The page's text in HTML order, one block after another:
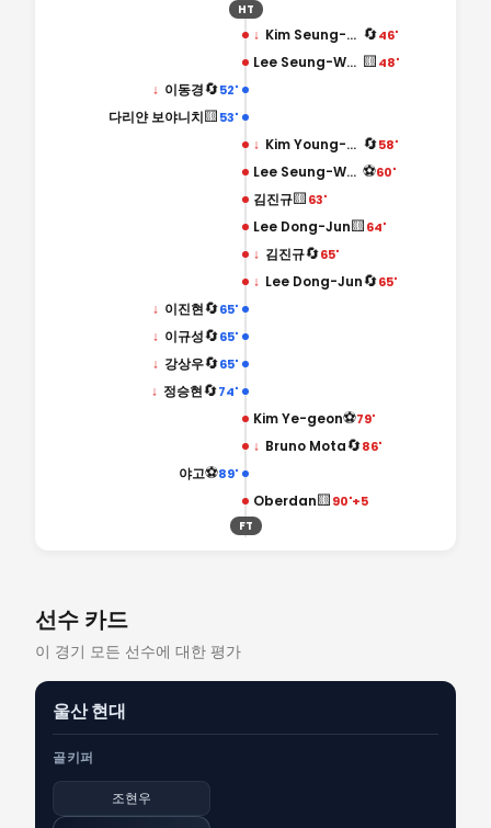
HT
↓ Kim Seung-Sub 🔄46'
Lee Seung-Woo 🟨48'
52'
🔄
↓ 이동경
53'
🟨
다리얀 보야니치
↓ Kim Young-Bin 🔄58'
Lee Seung-Woo ⚽60'
김진규🟨63'
Lee Dong-Jun🟨64'
↓ 김진규🔄65'
↓ Lee Dong-Jun🔄65'
65'
🔄
↓ 이진현
65'
🔄
↓ 이규성
65'
🔄
↓ 강상우
74'
🔄
↓ 정승현
Kim Ye-geon⚽79'
↓ Bruno Mota🔄86'
89'
⚽
야고
Oberdan🟨90'+5
FT
선수 카드
이 경기 모든 선수에 대한 평가
울산 현대
골키퍼
조현우